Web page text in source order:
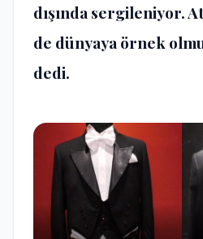
dışında sergileniyor.
de dünyaya örnek
dedi.